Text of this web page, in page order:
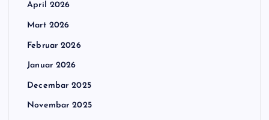
April 2026
Mart 2026
Februar 2026
Januar 2026
Decembar 2025
Novembar 2025